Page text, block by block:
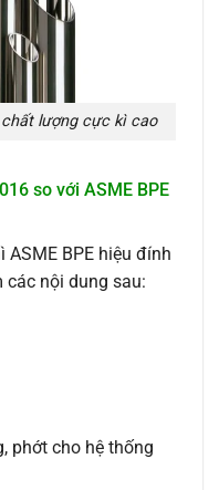
chất lượng cực kì cao
so với ASME BPE
BPE hiệu đính
nội dung sau:
phớt cho hệ thống